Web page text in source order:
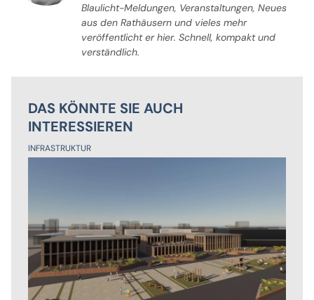
Blaulicht-Meldungen, Veranstaltungen, Neues
aus den Rathäusern und vieles mehr
veröffentlicht er hier. Schnell, kompakt und
verständlich.
DAS KÖNNTE SIE AUCH
INTERESSIEREN
INFRASTRUKTUR